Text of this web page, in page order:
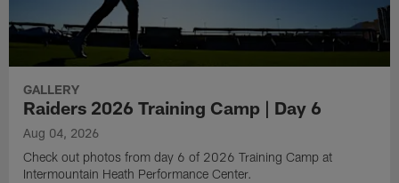
GALLERY
Raiders 2026 Training Camp | Day 6
Aug 04, 2026
Check out photos from day 6 of 2026 Training Camp at
Intermountain Heath Performance Center.